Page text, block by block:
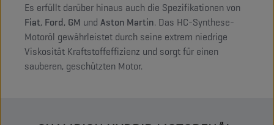
Es erfüllt darüber hinaus auch die Spezifikationen von
Fiat, Ford, GM und Aston Martin. Das HC-Synthese-
Motoröl gewährleistet durch seine extrem niedrige
Viskosität Kraftstoffeffizienz und sorgt für einen
sauberen, geschützten Motor.